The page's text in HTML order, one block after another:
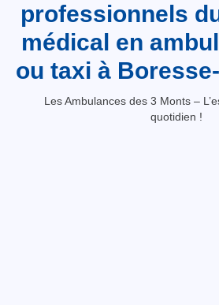
professionnels
médical en
ou taxi à
Les Ambulances des 3 Monts –
quotidien !